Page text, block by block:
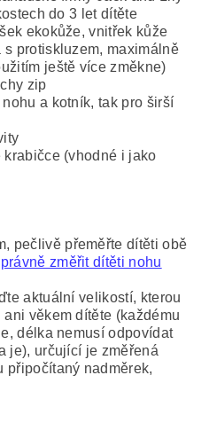
do 3 let dítěte
ekokůže, vnitřek kůže
s protiskluzem, maximálně
ještě více změkne)
zip
a kotník, tak pro širší
krabičce (vhodné i jako
pečlivě přeměřte dítěti obě
změřit dítěti nohu
aktuální velikostí, kterou
věkem dítěte (každému
délka nemusí odpovídat
je), určující je změřená
připočítaný nadměrek,